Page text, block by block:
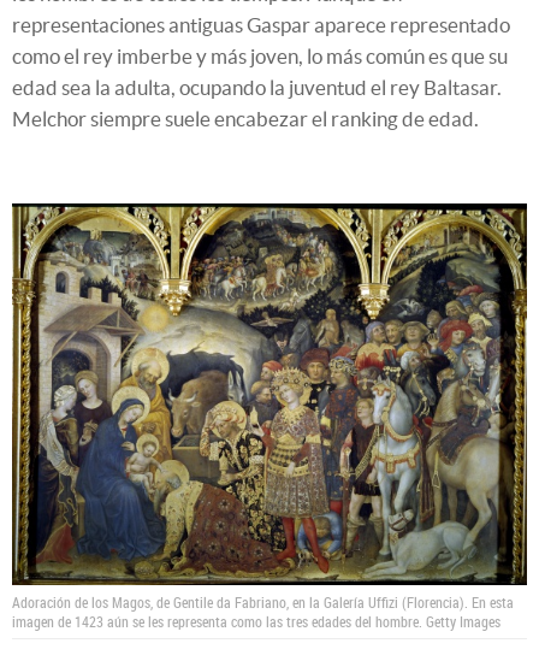
representaciones antiguas Gaspar aparece representado
como el rey imberbe y más joven, lo más común es que su
edad sea la adulta, ocupando la juventud el rey Baltasar.
Melchor siempre suele encabezar el ranking de edad.
Adoración de los Magos, de Gentile da Fabriano, en la Galería Uffizi (Florencia). En esta
imagen de 1423 aún se les representa como las tres edades del hombre. Getty Images